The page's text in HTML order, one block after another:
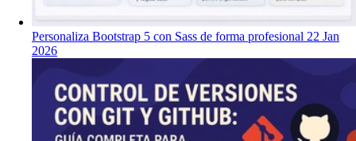
Personaliza Bootstrap 5 con Sass de forma profesional 22 Jan
2026